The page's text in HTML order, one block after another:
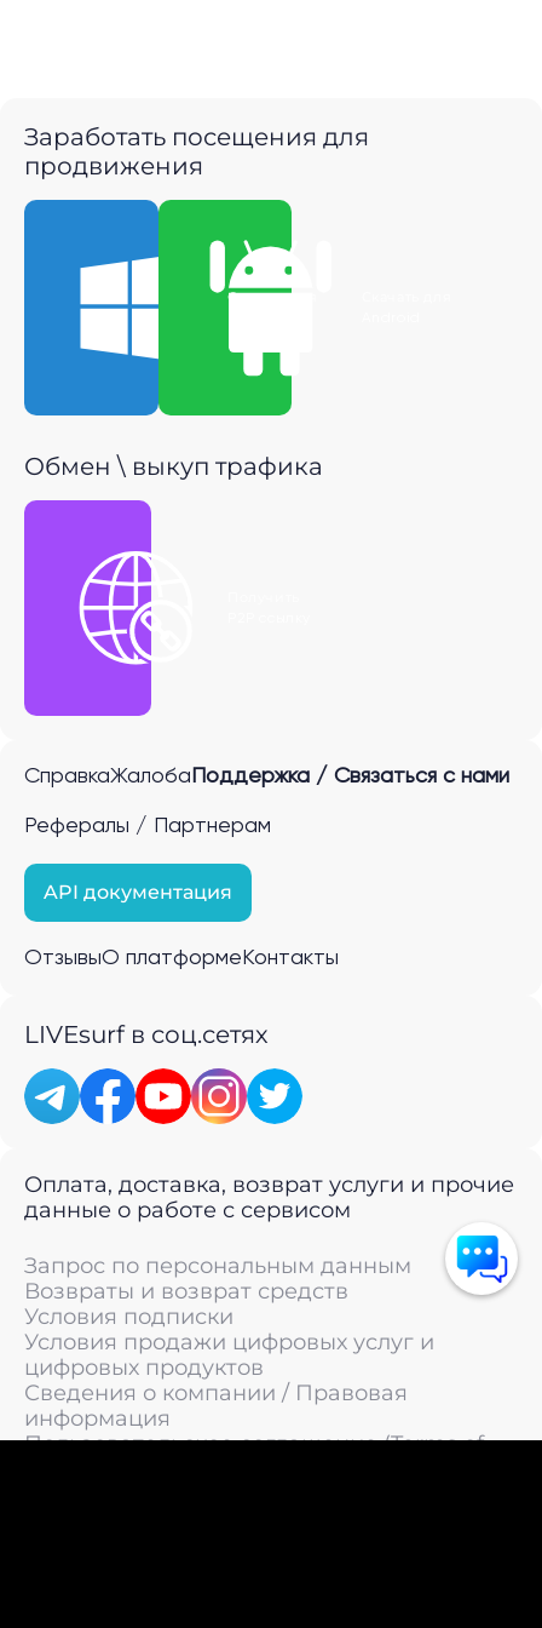
Заработать посещения для
продвижения
Скачать для
Обмен \ выкуп трафика
СправкаЖалоба Поддержка / Связаться с нами
Рефералы / Партнерам
API документация
ОтзывыО платформе Контакты
LIVEsurf в соц.сетях
Оплата, доставка, возврат услуги и прочие
данные о работе с сервисом
Запрос по персональным данным
Возвраты и возврат средств
Условия подписки
Условия продажи цифровых услуг и
цифровых продуктов
Сведения о компании / Правовая
информация
Пользовательское соглашение (Terms of